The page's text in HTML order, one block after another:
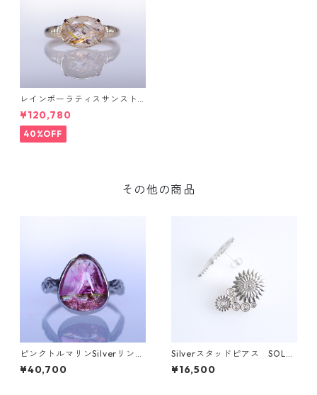
レインボーラティスサンスト
ーン＆ダイヤK10リング FATA
(ファタ）[F019]
¥120,780
40%OFF
その他の商品
ピンクトルマリンSilverリング
ARAB(アラブ）[A001]
¥40,700
Silverスタッドピアス SOL
（ソル）
¥16,500